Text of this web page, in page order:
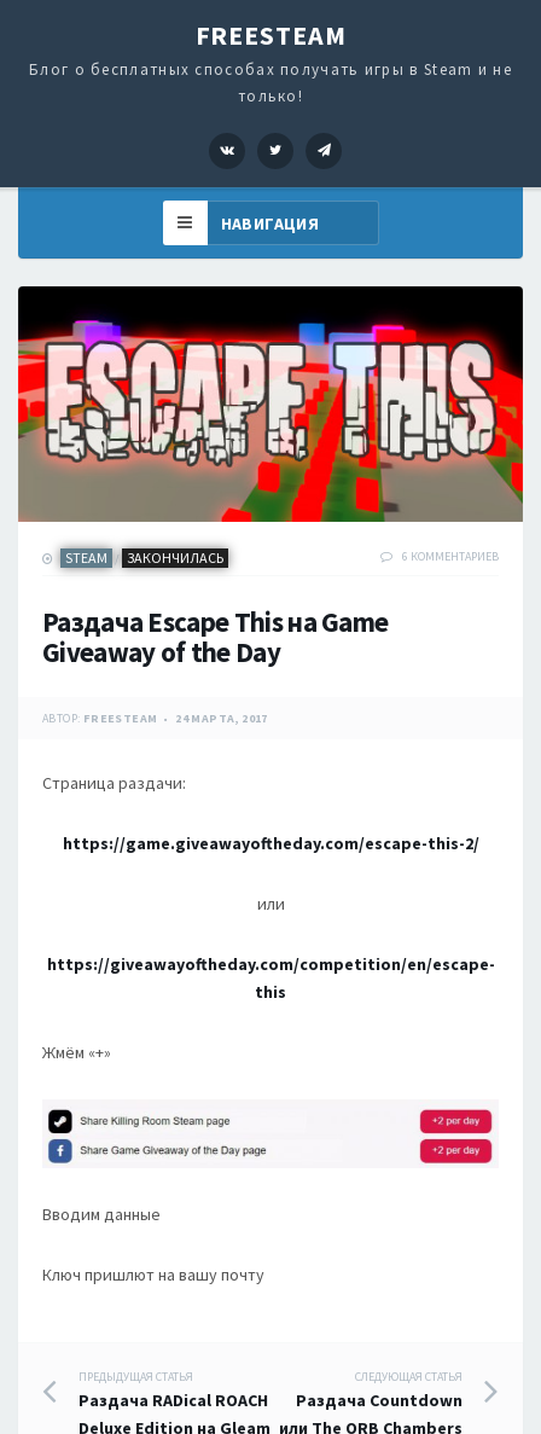
FREESTEAM
Блог о бесплатных способах получать игры в Steam и не
только!
VK Twitter
STEAM / ЗАКОНЧИЛАСЬ 6 КОММЕНТАРИЕВ
Раздача Escape This на Game
Giveaway of the Day
АВТОР: FREESTEAM 24 МАРТА, 2017
Страница раздачи:
https://game.giveawayoftheday.com/escape-this-2/
или
https://giveawayoftheday.com/competition/en/escape-
this
Жмём «+»
Вводим данные
Ключ пришлют на вашу почту
Навигация
ПРЕДЫДУЩАЯ СТАТЬЯ
Раздача RADical ROACH
Deluxe Edition на Gleam
СЛЕДУЮЩАЯ СТАТЬЯ
Раздача Countdown
или The ORB Chambers